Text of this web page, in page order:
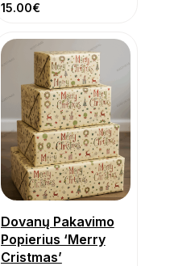
15.00€
Dovanų Pakavimo
Popierius ‘Merry
Cristmas’